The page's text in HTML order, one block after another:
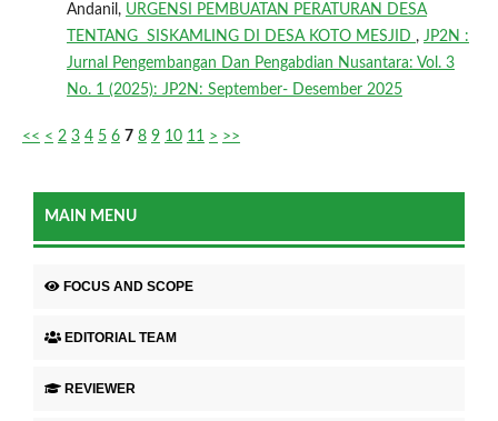
Andanil, URGENSI PEMBUATAN PERATURAN DESA
TENTANG SISKAMLING DI DESA KOTO MESJID , JP2N :
Jurnal Pengembangan Dan Pengabdian Nusantara: Vol. 3
No. 1 (2025): JP2N: September- Desember 2025
<< < 2 3 4 5 6 7 8 9 10 11 > >>
MAIN MENU
FOCUS AND SCOPE
EDITORIAL TEAM
REVIEWER